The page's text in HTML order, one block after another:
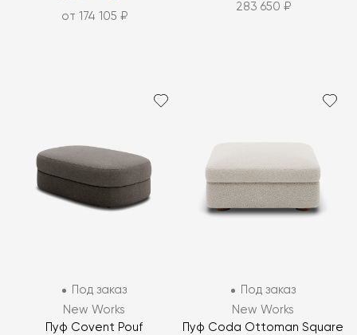
от 174 105 ₽
283 650 ₽
Под заказ
New Works
Пуф Covent Pouf
Под заказ
New Works
Пуф Coda Ottoman Square